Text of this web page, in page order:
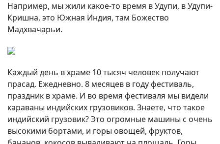
Например, мы жили какое-то время в Удупи, в Удупи-
Кришна, это Южная Индия, там Божество
Мадхвачарьи.
Каждый день в храме 10 тысяч человек получают
прасад. Ежедневно. 8 месяцев в году фестиваль,
праздник в храме. И во время фестиваля мы видели
караваны индийских грузовиков. Знаете, что такое
индийский грузовик? Это огромные машины с очень
высокими бортами, и горы овощей, фруктов,